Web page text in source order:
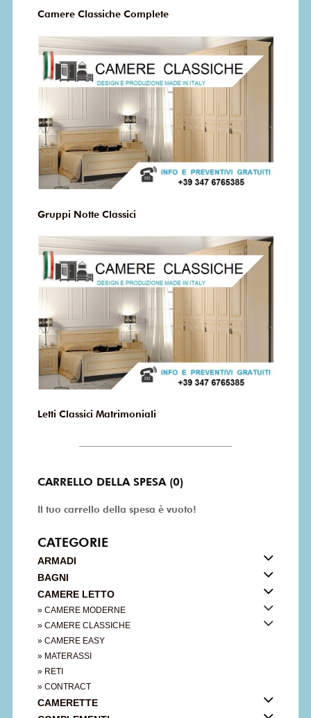
Camere Classiche Complete
Gruppi Notte Classici
Letti Classici Matrimoniali
CARRELLO DELLA SPESA (0)
Il tuo carrello della spesa è vuoto!
CATEGORIE
ARMADI
BAGNI
CAMERE LETTO
» CAMERE MODERNE
» CAMERE CLASSICHE
» CAMERE EASY
» MATERASSI
» RETI
» CONTRACT
CAMERETTE